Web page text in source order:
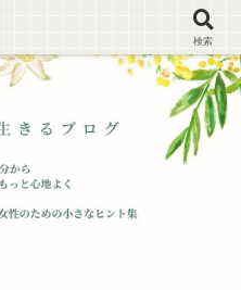
検索